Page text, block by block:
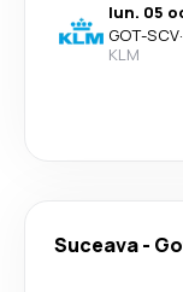
lun. 05
GOT-SCV·
KLM
Suceava-